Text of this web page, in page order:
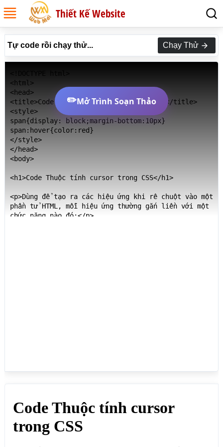
Thiết Kế Website
Tự code rồi chạy thử... Chạy Thử
<html>
<head>
<title>Code Thuộc tính cursor trong CSS</title>
<style>
span{display: block;margin-bottom:10px}
span:hover{color:red}
</style>
</head>
<body>
<h1>Code Thuộc tính cursor trong CSS</h1>
<p>Dùng để tạo ra các hiệu ứng khi rê chuột vào một
phần tử HTML, mỗi hiệu ứng thường gắn liền với một
chức năng nào đó:</p>
<span
style="cursor:grabbing">cursor:grabbing</span>
<span style="cursor:help">cursor:help</span>
<span style="cursor:move">cursor:move</span>
✏️Mở Trình Soạn Thảo